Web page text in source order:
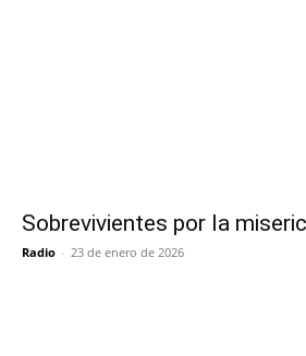
Sobrevivientes por la
Radio - 23 de enero de 2026